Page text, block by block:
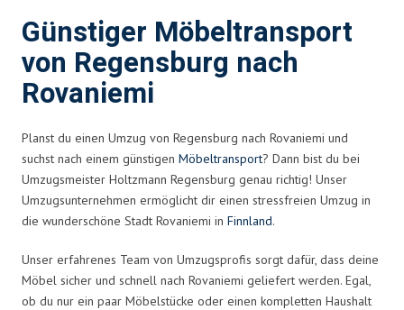
Günstiger Möbeltransport
von Regensburg nach
Rovaniemi
Planst du einen Umzug von Regensburg nach Rovaniemi und
suchst nach einem günstigen Möbeltransport? Dann bist du bei
Umzugsmeister Holtzmann Regensburg genau richtig! Unser
Umzugsunternehmen ermöglicht dir einen stressfreien Umzug in
die wunderschöne Stadt Rovaniemi in Finnland.
Unser erfahrenes Team von Umzugsprofis sorgt dafür, dass deine
Möbel sicher und schnell nach Rovaniemi geliefert werden. Egal,
ob du nur ein paar Möbelstücke oder einen kompletten Haushalt